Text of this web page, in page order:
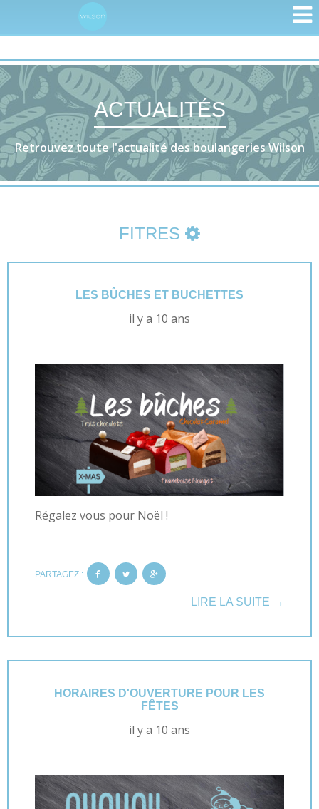
ACTUALITÉS
Retrouvez toute l'actualité des boulangeries Wilson
FITRES
LES BÛCHES ET BUCHETTES
il y a 10 ans
Régalez vous pour Noël !
PARTAGEZ :
LIRE LA SUITE →
HORAIRES D'OUVERTURE POUR LES
FÊTES
il y a 10 ans